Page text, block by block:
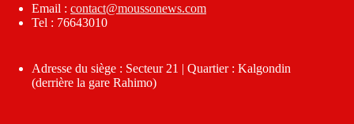
Email : contact@moussonews.com
Tel : 76643010
Adresse du siège : Secteur 21 | Quartier : Kalgondin
(derrière la gare Rahimo)